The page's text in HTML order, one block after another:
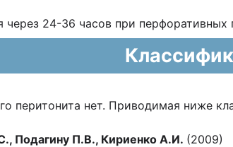
через 24-36 часов при
перитонита нет. Приводимая ниже
Подагину П.В., Кириенко А.И. (2009)